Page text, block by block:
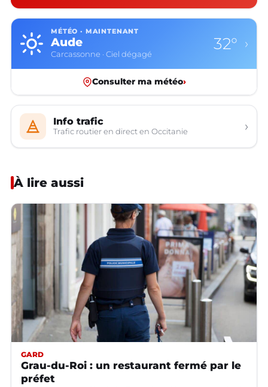
MÉTÉO · MAINTENANT
Aude
Carcassonne · Ciel dégagé
32° ›
Consulter ma météo›
Info trafic
Trafic routier en direct en Occitanie ›
À lire aussi
GARD
Grau-du-Roi : un restaurant fermé par le
préfet